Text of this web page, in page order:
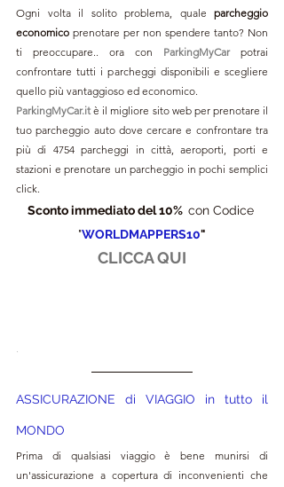
Ogni volta il solito problema, quale parcheggio
economico prenotare per non spendere tanto? Non
ti preoccupare.. ora con ParkingMyCar potrai
confrontare tutti i parcheggi disponibili e scegliere
quello più vantaggioso ed economico.
ParkingMyCar.it è il migliore sito web per prenotare il
tuo parcheggio auto dove cercare e confrontare tra
più di 4754 parcheggi in città, aeroporti, porti e
stazioni e prenotare un parcheggio in pochi semplici
click.
Sconto immediato del 10% con Codice
"WORLDMAPPERS10"
CLICCA QUI
.
ASSICURAZIONE di VIAGGIO in tutto il
MONDO
Prima di qualsiasi viaggio è bene munirsi di
un'assicurazione a copertura di inconvenienti che